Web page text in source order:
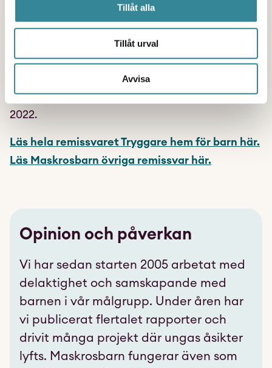
Tillåt alla
Tillåt urval
Avvisa
när fråga uppkommer om umgänge med en
förälder som har utövat våld eller gjort sig skyldig
till någon annan allvarlig kränkning. Utredningen
om vikten av trygghet och kontinuitet för barn i
utsatta situationer överlämnade betänkandet
Tryggare hem för barn (SOU 2022:71)i december
2022.
Läs hela remissvaret Tryggare hem för barn här.
Läs Maskrosbarn övriga remissvar här.
Opinion och påverkan
Vi har sedan starten 2005 arbetat med
delaktighet och samskapande med
barnen i vår målgrupp. Under åren har
vi publicerat flertalet rapporter och
drivit många projekt där ungas åsikter
lyfts. Maskrosbarn fungerar även som